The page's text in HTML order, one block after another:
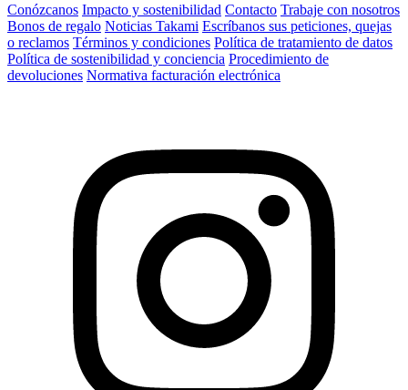
Conózcanos Impacto y sostenibilidad Contacto Trabaje con nosotros
Bonos de regalo Noticias Takami Escríbanos sus peticiones, quejas
o reclamos Términos y condiciones Política de tratamiento de datos
Política de sostenibilidad y conciencia Procedimiento de
devoluciones Normativa facturación electrónica